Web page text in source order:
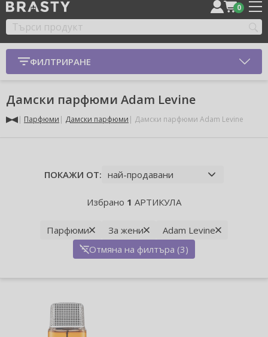
0
ФИЛТРИРАНЕ
Дамски парфюми Adam Levine
Парфюми Дамски парфюми Дамски парфюми Adam Levine
ПОКАЖИ ОТ:
Избрано 1 АРТИКУЛА
Парфюми За жени
Adam Levine
Отмяна на филтъра (3)